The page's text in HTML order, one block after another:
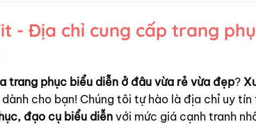
- Địa chỉ cung cấp trang
trang phục biểu diễn ở đâu vừa rẻ vừa đẹp?
cho bạn! Chúng tôi tự hào là địa chỉ uy tín
đạo cụ biểu diễnvới mức giá cạnh tranh